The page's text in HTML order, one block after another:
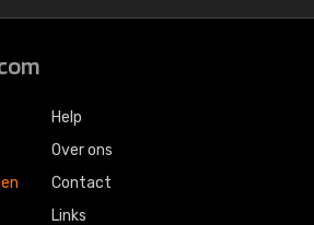
Help
Over ons
Contact
Links